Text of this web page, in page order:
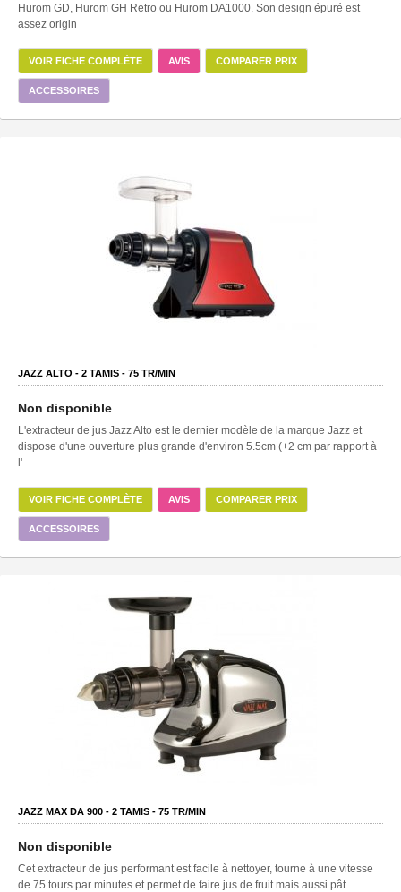
Hurom GD, Hurom GH Retro ou Hurom DA1000. Son design épuré est
assez origin
VOIR FICHE COMPLÈTE AVIS COMPARER PRIX
ACCESSOIRES
JAZZ ALTO - 2 TAMIS - 75 TR/MIN
Non disponible
L'extracteur de jus Jazz Alto est le dernier modèle de la marque Jazz et
dispose d'une ouverture plus grande d'environ 5.5cm (+2 cm par rapport à
l'
VOIR FICHE COMPLÈTE AVIS COMPARER PRIX
ACCESSOIRES
JAZZ MAX DA 900 - 2 TAMIS - 75 TR/MIN
Non disponible
Cet extracteur de jus performant est facile à nettoyer, tourne à une vitesse
de 75 tours par minutes et permet de faire jus de fruit mais aussi pât